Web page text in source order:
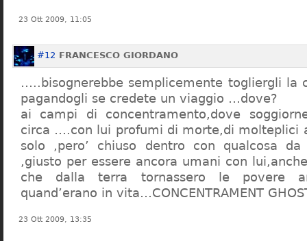
23 Ott 2009, 11:05
#12 FRANCESCO GIORDANO
…..bisognerebbe semplicemente togliergli la
pagandogli se credete un viaggio …dove?
ai campi di concentramento,dove
circa ….con lui profumi di morte,di molteplici
solo ,pero’ chiuso dentro con qualcosa
,giusto per essere ancora umani con
che dalla terra tornassero le povere
quand’erano in vita…CONCENTRAMENT
23 Ott 2009, 13:35